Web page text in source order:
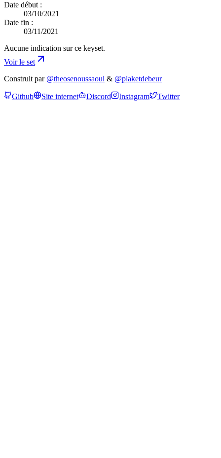
Date début :
03/10/2021
Date fin :
03/11/2021
Aucune indication sur ce keyset.
Voir le set
Construit par @theosenoussaoui & @plaketdebeur
Github Site internet Discord Instagram Twitter